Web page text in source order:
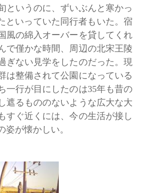
というのに、ずいぶんと寒かっ
といっていた同行者もいた。宿
風の綿入オーバーを貸してくれ
で僅かな時間、周辺の北宋王陵
ぎない見学をしたのだった。現
は整備されて公園になっている
一行が目にしたのは35年も昔の
遮るもののないような広大な大
すぐ近くには、今の生活が接し
姿が懐かしい。